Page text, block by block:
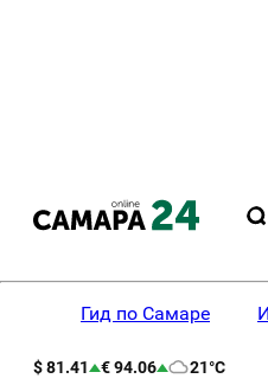
Гид по Самаре
$ 81.41 € 94.06 21°C